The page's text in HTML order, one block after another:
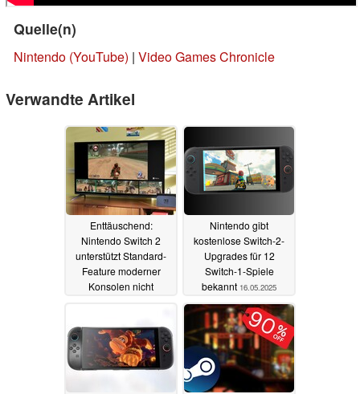
Quelle(n)
Nintendo (YouTube) | Video Games Chronicle
Verwandte Artikel
Enttäuschend:
Nintendo Switch 2
unterstützt Standard-
Feature moderner
Konsolen nicht
Nintendo gibt
kostenlose Switch-2-
Upgrades für 12
Switch-1-Spiele
bekannt 16.05.2025